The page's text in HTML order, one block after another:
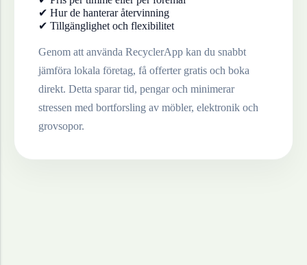
✔ Hur de hanterar återvinning
✔ Tillgänglighet och flexibilitet
Genom att använda RecyclerApp kan du snabbt
jämföra lokala företag, få offerter gratis och boka
direkt. Detta sparar tid, pengar och minimerar
stressen med bortforsling av möbler, elektronik och
grovsopor.